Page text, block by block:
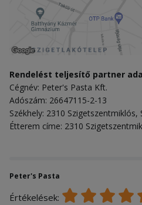
Rendelést teljesítő partner
Cégnév: Peter's Pasta Kft.
Adószám: 26647115-2-13
Székhely: 2310
Étterem címe: 2310
Peter's Pasta
Értékelések: